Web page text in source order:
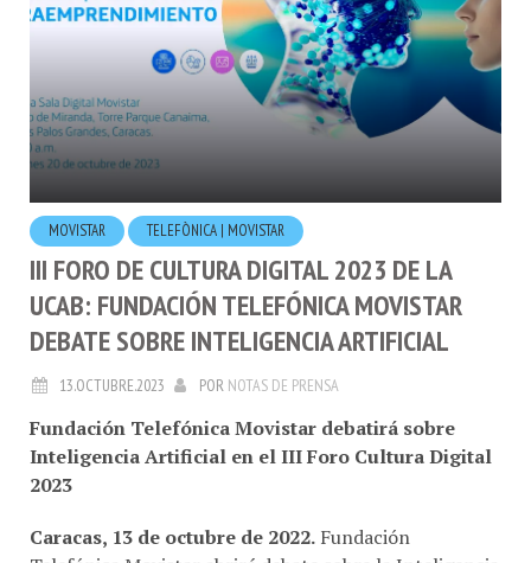
MOVISTAR TELEFÒNICA | MOVISTAR
III FORO DE CULTURA DIGITAL 2023 DE LA
UCAB: FUNDACIÓN TELEFÓNICA MOVISTAR
DEBATE SOBRE INTELIGENCIA ARTIFICIAL
13.OCTUBRE.2023 POR NOTAS DE PRENSA
Fundación Telefónica Movistar debatirá sobre
Inteligencia Artificial en el III Foro Cultura Digital
2023
Telefónica Movistar abrirá debate sobre la Inteligencia